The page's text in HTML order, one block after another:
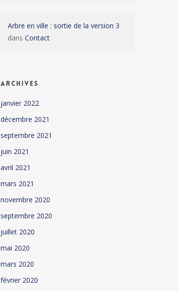
Arbre en ville : sortie de la version 3
dansContact
Archives
janvier 2022
décembre 2021
septembre 2021
juin 2021
avril 2021
mars 2021
novembre 2020
septembre 2020
juillet 2020
mai 2020
mars 2020
février 2020